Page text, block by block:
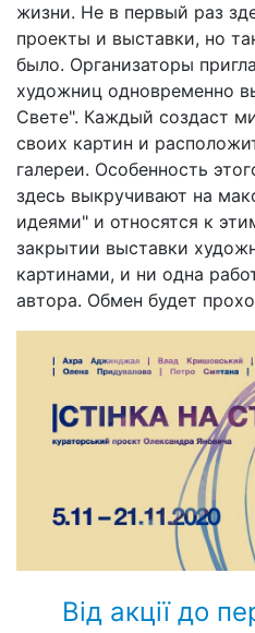
жизни. Не в первый раз
проекты и выставки, но
было. Организаторы
художниц одновременно
Свете". Каждый создаст
своих картин и
галереи. Особенность
здесь выкручивают на
идеями" и относятся к
закрытии выставки
картинами, и ни одна
автора. Обмен будет
Від акції до